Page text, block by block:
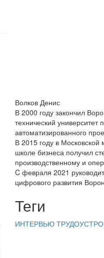
Волков Денис
В 2000 году закончил
технический
автоматизированного
В 2015 году в
школе бизнеса получил
производственному и
C февраля 2021
цифрового развития
Теги
ИНТЕРВЬЮ